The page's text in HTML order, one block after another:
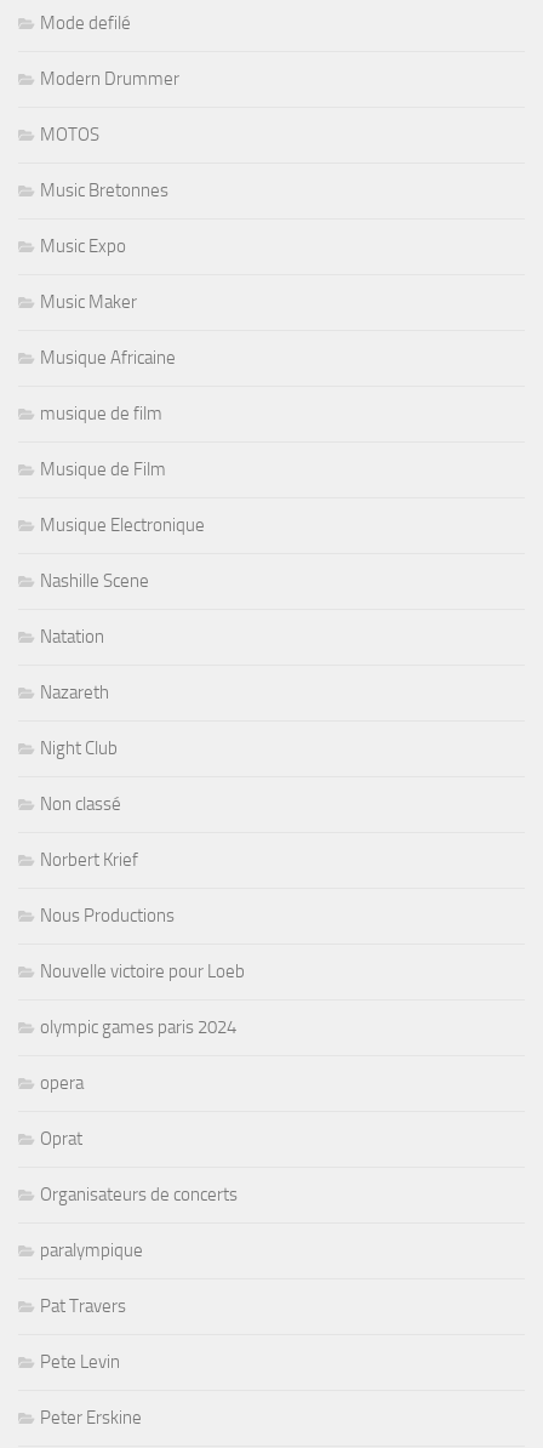
Mode defilé
Modern Drummer
MOTOS
Music Bretonnes
Music Expo
Music Maker
Musique Africaine
musique de film
Musique de Film
Musique Electronique
Nashille Scene
Natation
Nazareth
Night Club
Non classé
Norbert Krief
Nous Productions
Nouvelle victoire pour Loeb
olympic games paris 2024
opera
Oprat
Organisateurs de concerts
paralympique
Pat Travers
Pete Levin
Peter Erskine